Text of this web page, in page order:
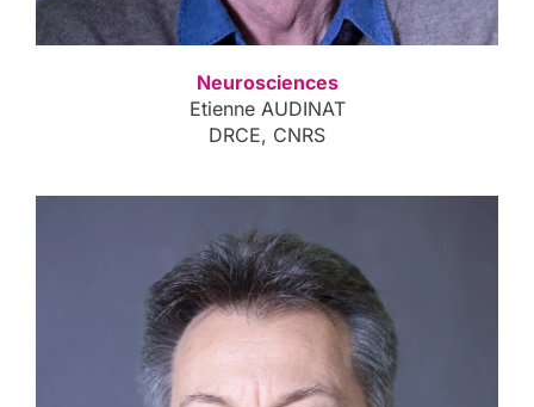
Neurosciences
Etienne AUDINAT
DRCE, CNRS